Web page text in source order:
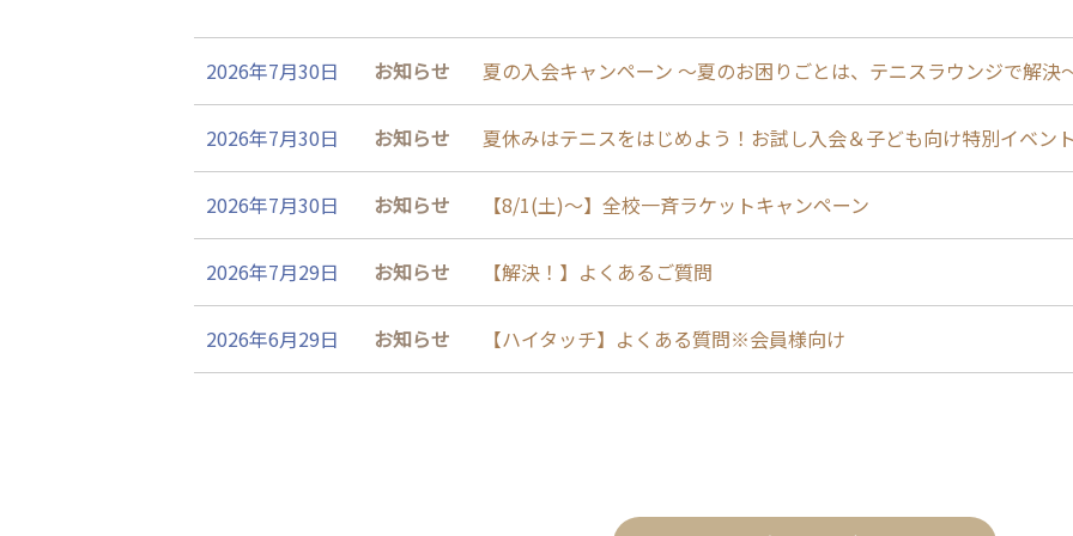
2026年7月30日 お知らせ 夏の入会キャンペーン ～夏のお困りごとは、テニスラウンジで解決
2026年7月30日 お知らせ 夏休みはテニスをはじめよう！お試し入会＆子ども向け特別イベン
2026年7月30日 お知らせ 【8/1(土)〜】全校一斉ラケットキャンペーン
2026年7月29日 お知らせ 【解決！】よくあるご質問
2026年6月29日 お知らせ 【ハイタッチ】よくある質問※会員様向け